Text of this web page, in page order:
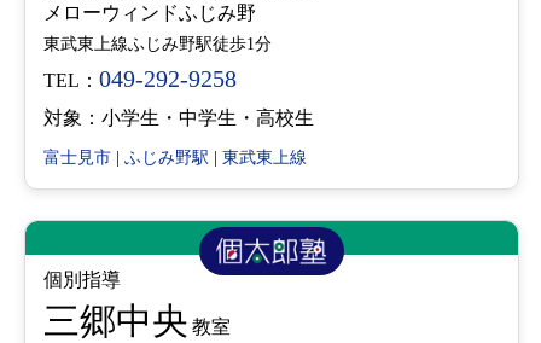
メローウィンドふじみ野
東武東上線ふじみ野駅徒歩1分
TEL： 049-292-9258
対象：小学生・中学生・高校生
富士見市 ふじみ野駅 東武東上線
個別指導
三郷中央 教室